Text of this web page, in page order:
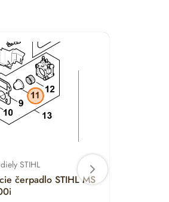
STIHL
čerpadlo STIHL MS